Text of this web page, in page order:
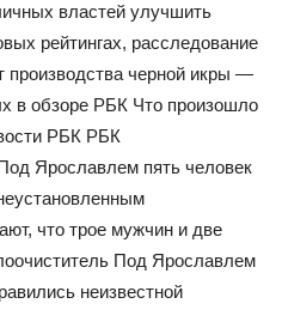
властей улучшить
рейтингах, расследование
производства черной икры —
в обзоре РБК Что произошло
РБК РБК
Ярославлем пять человек
что трое мужчин и две
Под Ярославлем
неизвестной